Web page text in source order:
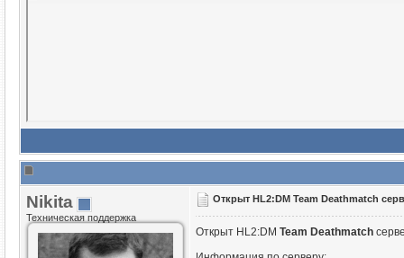
Nikita
Техническая поддержка
Открыт HL2:DM Team Deathmatch
Открыт HL2:DM Team Deathmatch